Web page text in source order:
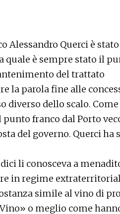
Alessandro Querci è
quale è sempre stato il
del trattato
la parola fine alle
diverso dello scalo.
franco dal Porto
del governo. Querci ha
li conosceva a
in regime
simile al vino di
o meglio come